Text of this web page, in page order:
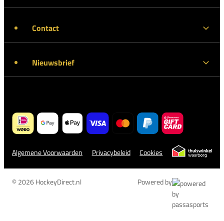
Contact
Nieuwsbrief
Algemene Voorwaarden Privacybeleid Cookies
© 2026 HockeyDirect.nl Powered by